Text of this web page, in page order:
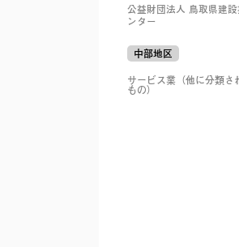
公益財団法人 鳥取県建
ンター
中部地区
サービス業（他に分類さ
もの）